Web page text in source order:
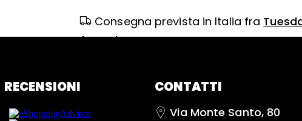
Consegna prevista in Italia fra
August
RECENSIONI CONTATTI
Via Monte Santo, 80